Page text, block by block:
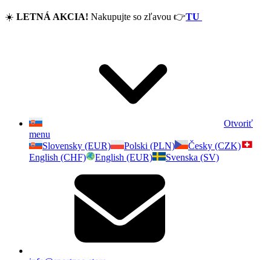
☀️ LETNÁ AKCIA! Nakupujte so zľavou 👉TU
Otvoriť
menu
Slovensky (EUR)
Polski (PLN)
Česky (CZK)
English (CHF)
English (EUR) Svenska (SV)